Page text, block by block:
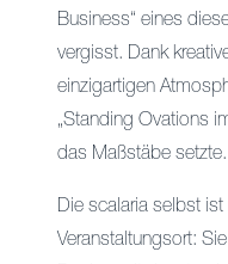
Business“ eines
vergisst. Dank
einzigartigen
„Standing Ovations
das Maßstäbe setzte.
Die scalaria selbst ist
Veranstaltungsort: